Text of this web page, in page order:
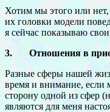
Хотим мы этого или
их головки модели
я сейчас показываю
3. Отношения в
Разные сферы нашей
время и внимание, если
сторону одной из сфер
являются для меня